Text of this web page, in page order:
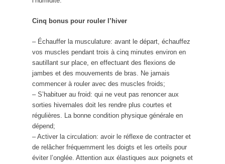
Cinq bonus pour rouler l’hiver
– Échauffer la musculature: avant le départ, échauffez
vos muscles pendant trois à cinq minutes environ en
sautillant sur place, en effectuant des flexions de
jambes et des mouvements de bras. Ne jamais
commencer à rouler avec des muscles froids;
– S’habituer au froid: qui ne veut pas renoncer aux
sorties hivernales doit les rendre plus courtes et
régulières. La bonne condition physique générale en
dépend;
– Activer la circulation: avoir le réflexe de contracter et
de relâcher fréquemment les doigts et les orteils pour
éviter l’onglée. Attention aux élastiques aux poignets et